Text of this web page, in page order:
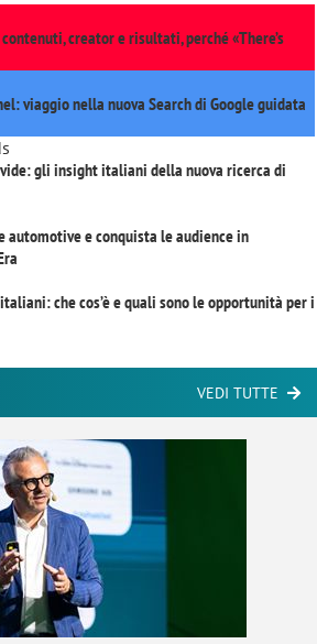
creator e risultati, perché «There’s
viaggio nella nuova Search di Google guidata
gli insight italiani della nuova ricerca di
automotive e conquista le audience in
che cos’è e quali sono le opportunità per i
VEDI TUTTE